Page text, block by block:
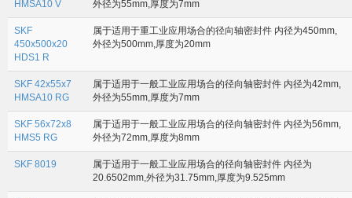
HMSA10 V
外径为55mm,厚度为7mm
SKF
450x500x20
HDS1 R
属于适用于重工业应用场合的径向轴密封件 内径为450mm,
外径为500mm,厚度为20mm
SKF 42x55x7
HMSA10 RG
属于适用于一般工业应用场合的径向轴密封件 内径为42mm,
外径为55mm,厚度为7mm
SKF 56x72x8
HMS5 RG
属于适用于一般工业应用场合的径向轴密封件 内径为56mm,
外径为72mm,厚度为8mm
SKF 8019
属于适用于一般工业应用场合的径向轴密封件 内径为
20.6502mm,外径为31.75mm,厚度为9.525mm